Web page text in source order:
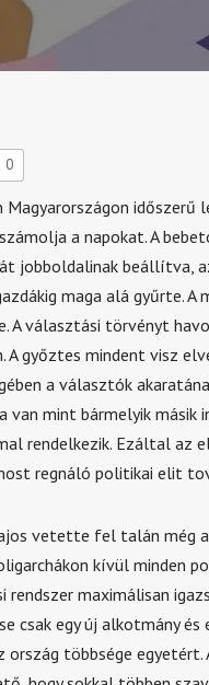
0
Magyarországon időszerű
a napokat. A
jobboldalinak beállítva,
maga alá gyűrte.
A választási törvényt
A győztes mindent visz
a választók
van mint bármelyik másik
rendelkezik. Ezáltal az
regnáló politikai elit
vetette fel talán még
kívül minden
rendszer maximálisan
csak egy új alkotmány
ország többsége